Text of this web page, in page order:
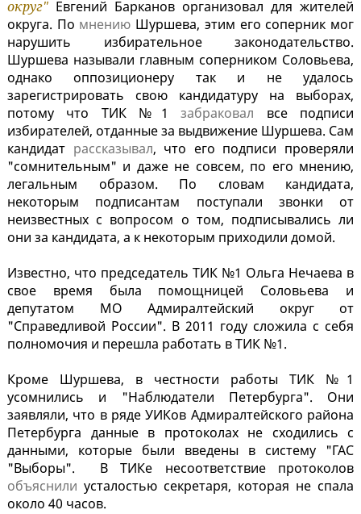
округ" Евгений Барканов организовал для жителей
округа. По мнению Шуршева, этим его соперник мог
нарушить избирательное законодательство.
Шуршева называли главным соперником Соловьева,
однако оппозиционеру так и не удалось
зарегистрировать свою кандидатуру на выборах,
потому что ТИК №1забраковал все подписи
избирателей, отданные за выдвижение Шуршева. Сам
кандидат рассказывал, что его подписи проверяли
"сомнительным" и даже не совсем, по его мнению,
легальным образом. По словам кандидата,
некоторым подписантам поступали звонки от
неизвестных с вопросом о том, подписывались ли
они за кандидата, а к некоторым приходили домой.
Известно, что председатель ТИК №1 Ольга Нечаева в
свое время была помощницей Соловьева и
депутатом МО Адмиралтейский округ от
"Справедливой России". В 2011 году сложила с себя
полномочия и перешла работать в ТИК №1.
Кроме Шуршева, в честности работы ТИК №1
усомнились и "Наблюдатели Петербурга". Они
заявляли, что в ряде УИКов Адмиралтейского района
Петербурга данные в протоколах не сходились с
данными, которые были введены в систему "ГАС
"Выборы". В ТИКе несоответствие протоколов
объяснили усталостью секретаря, которая не спала
около 40 часов.